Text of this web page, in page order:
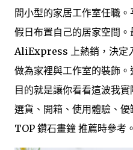
間小型的家居工作室任職
假日布置自己的居家空間
AliExpress 上熱銷，決定
做為家裡與工作室的裝飾。
目的就是讓你看看這波我
選貨、開箱、使用體驗、
TOP 鑽石畫鐘 推薦時參考。